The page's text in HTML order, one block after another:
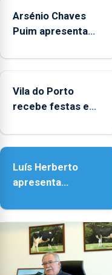
durante
o
de
entre
as
e
as
18h00.
Arsénio Chaves
Puim apresenta
de Vila do Porto
Vila do Porto
recebe festas em
Senhora da
Luís Herberto
apresenta
Paisagem’